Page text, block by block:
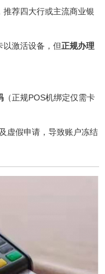
推荐四大行或主流商业银
以激活设备，但正规办理
（正规POS机绑定仅需卡
虚假申请，导致账户冻结